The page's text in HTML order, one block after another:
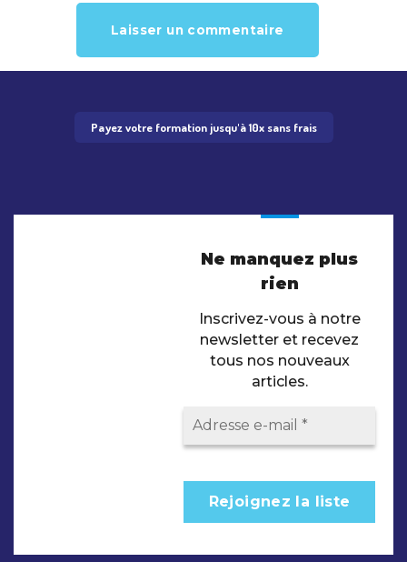
Payez votre formation jusqu'à 10x sans frais
Ne manquez plus
rien
Inscrivez-vous à notre
newsletter et recevez
tous nos nouveaux
articles.